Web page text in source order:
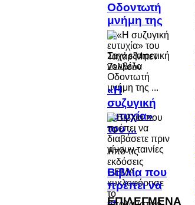
Οδοντωτή
μνήμη της
...
Στην εξαιρετική
νουβέλα
Οδοντωτή
μνήμη της ...
«Η
συζυγική
ευτυχία»
του ...
Από τις
εκδόσεις
GEMA,
κυκλοφόρησε
το
Βιβλία που
πρέπει να
...
ΕΠΙΛΕΓΜΕΝΑ